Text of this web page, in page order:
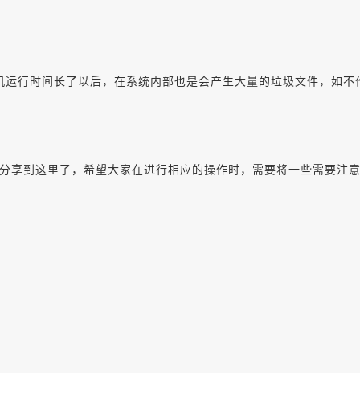
时间长了以后，在系统内部也是会产生大量的垃圾文件，如不
这里了，希望大家在进行相应的操作时，需要将一些需要注